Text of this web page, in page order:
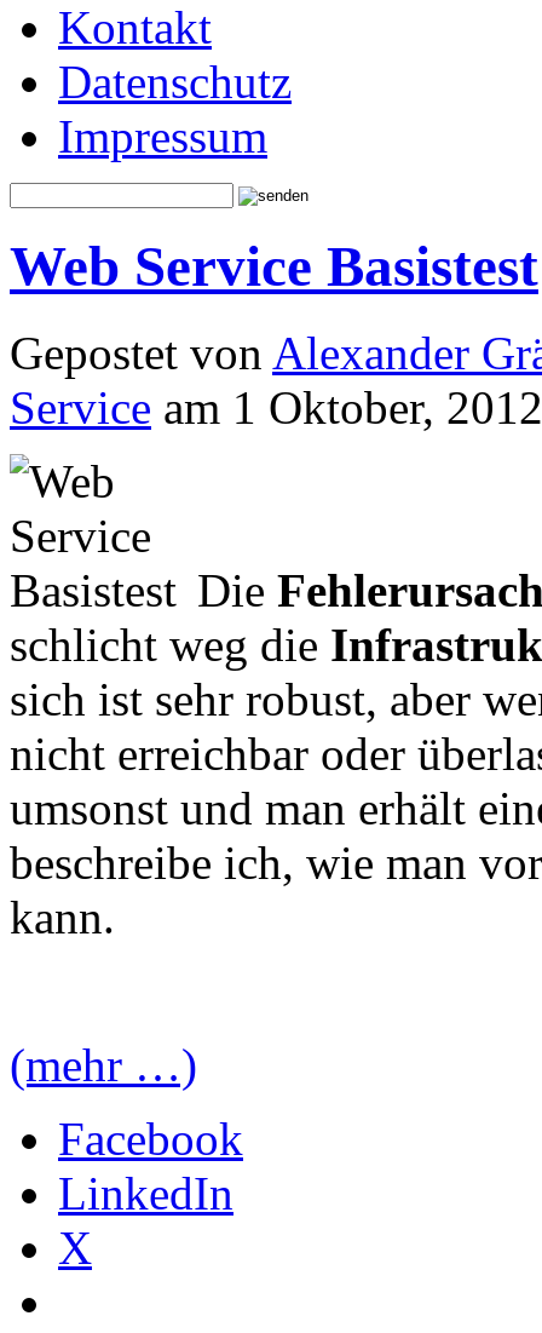
Kontakt
Datenschutz
Impressum
Web Service Basistest
Gepostet von Alexander
Service am 1 Oktober,
Die
schlicht weg die
sich ist sehr robust, aber
nicht erreichbar oder
umsonst und man erhält
beschreibe ich, wie man
kann.
(mehr …)
Facebook
LinkedIn
X